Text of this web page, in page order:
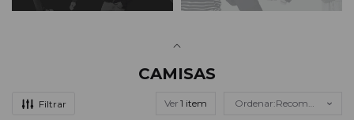
CAMISAS
Ver Recomendados